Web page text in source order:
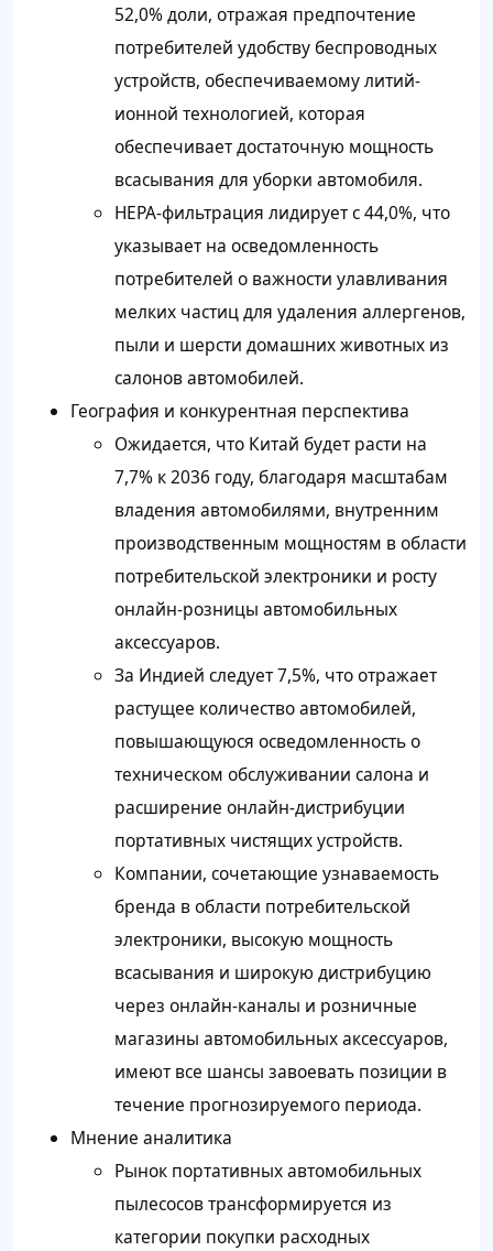
52,0% доли, отражая предпочтение
потребителей удобству беспроводных
устройств, обеспечиваемому литий-
ионной технологией, которая
обеспечивает достаточную мощность
всасывания для уборки автомобиля.
HEPA-фильтрация лидирует с 44,0%, что
указывает на осведомленность
потребителей о важности улавливания
мелких частиц для удаления аллергенов,
пыли и шерсти домашних животных из
салонов автомобилей.
География и конкурентная перспектива
Ожидается, что Китай будет расти на
7,7% к 2036 году, благодаря масштабам
владения автомобилями, внутренним
производственным мощностям в области
потребительской электроники и росту
онлайн-розницы автомобильных
аксессуаров.
За Индией следует 7,5%, что отражает
растущее количество автомобилей,
повышающуюся осведомленность о
техническом обслуживании салона и
расширение онлайн-дистрибуции
портативных чистящих устройств.
Компании, сочетающие узнаваемость
бренда в области потребительской
электроники, высокую мощность
всасывания и широкую дистрибуцию
через онлайн-каналы и розничные
магазины автомобильных аксессуаров,
имеют все шансы завоевать позиции в
течение прогнозируемого периода.
Мнение аналитика
Рынок портативных автомобильных
пылесосов трансформируется из
категории покупки расходных